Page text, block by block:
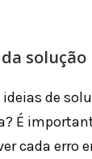
solução
de
É
cada erro